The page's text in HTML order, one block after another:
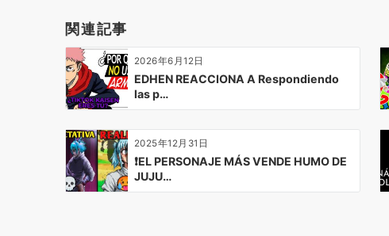
シ
ョ
ン
関連記事
2026年6月12日
EDHEN REACCIONA A Respondiendo
las p…
2025年12月31日
❗EL PERSONAJE MÁS VENDE HUMO DE
JUJU…